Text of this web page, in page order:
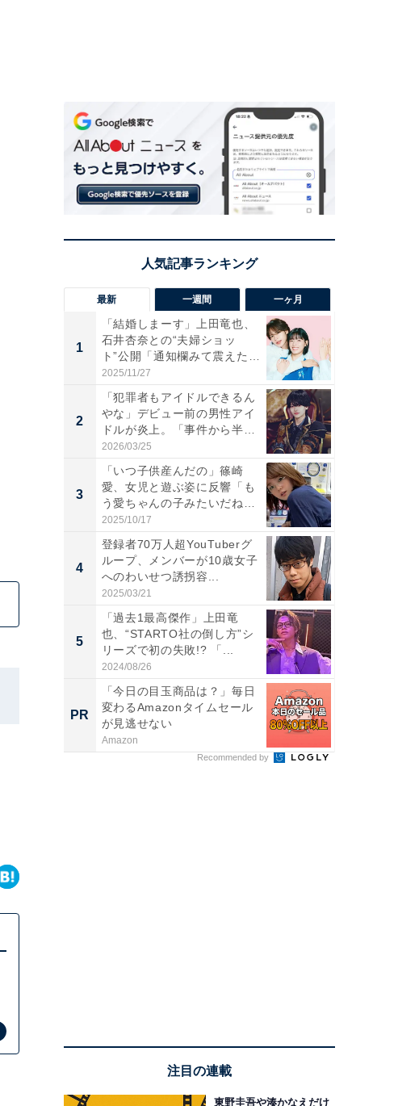
最新 一週間 一ヶ月
1
「結婚しまーす」上田竜也、
石井杏奈との“夫婦ショッ
ト”公開「通知欄みて震えた」
「...
2025/11/27
2
「犯罪者もアイドルできるん
やな」デビュー前の男性アイ
ドルが炎上。「事件から半年
も...
2026/03/25
3
「いつ子供産んだの」篠崎
愛、女児と遊ぶ姿に反響「も
う愛ちゃんの子みたいだね」
「完...
2025/10/17
4
登録者70万人超YouTuberグ
ループ、メンバーが10歳女子
へのわいせつ誘拐容...
2025/03/21
5
「過去1最高傑作」上田竜
也、“STARTO社の倒し方”シ
リーズで初の失敗!? 「...
2024/08/26
PR
「今日の目玉商品は？」毎日
変わるAmazonタイムセール
が見逃せない
Amazon
Recommended by
注目の連載
東野圭吾や湊かなえだけ